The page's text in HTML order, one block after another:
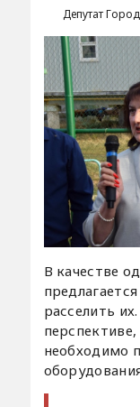
Депутат
В качестве
расселить
необходимо